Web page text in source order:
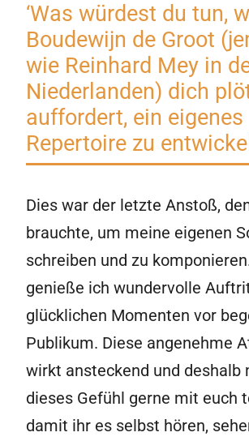
‘Was würdest du tun,
Boudewijn de Groot
wie Reinhard Mey in
Niederlanden) dich
auffordert, ein eigenes
Repertoire zu
Dies war der letzte Anstoß,
brauchte, um meine eigenen
schreiben und zu
genieße ich wundervolle
glücklichen Momenten vor
Publikum. Diese angenehme
wirkt ansteckend und deshalb
dieses Gefühl gerne mit euch
damit ihr es selbst hören,